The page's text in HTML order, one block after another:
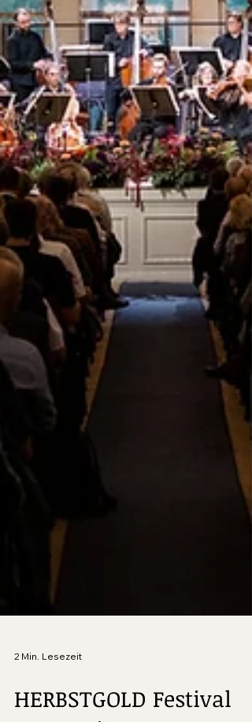
2 Min. Lesezeit